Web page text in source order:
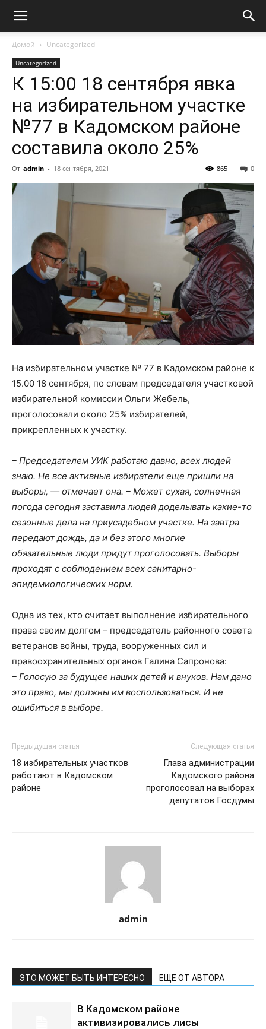
Домой Uncategorized
Uncategorized
К 15:00 18 сентября явка
на избирательном участке
№77 в Кадомском районе
составила около 25%
От admin - 18 сентября, 2021 0
865
На избирательном участке № 77 в Кадомском районе к
15.00 18 сентября, по словам председателя участковой
избирательной комиссии Ольги Жебель,
проголосовали около 25% избирателей,
прикрепленных к участку.
– Председателем УИК работаю давно, всех людей
знаю. Не все активные избиратели еще пришли на
выборы, — отмечает она. – Может сухая, солнечная
погода сегодня заставила людей доделывать какие-то
сезонные дела на приусадебном участке. На завтра
передают дождь, да и без этого многие
обязательные люди придут проголосовать. Выборы
проходят с соблюдением всех санитарно-
эпидемиологических норм.
Одна из тех, кто считает выполнение избирательного
права своим долгом – председатель районного совета
ветеранов войны, труда, вооруженных сил и
правоохранительных органов Галина Сапронова:
– Голосую за будущее наших детей и внуков. Нам дано
это право, мы должны им воспользоваться. И не
ошибиться в выборе.
Предыдущая статья
18 избирательных участков
работают в Кадомском
районе
Следующая статья
Глава администрации
Кадомского района
проголосовал на выборах
депутатов Госдумы
admin
ЭТО МОЖЕТ БЫТЬ ИНТЕРЕСНО ЕЩЕ ОТ АВТОРА
В Кадомском районе
активизировались лисы